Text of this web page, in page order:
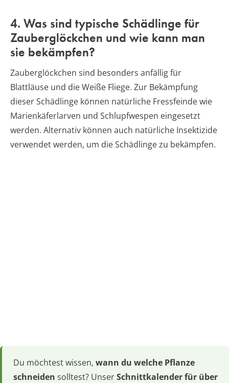
4. Was sind typische Schädlinge für
Zauberglöckchen und wie kann man
sie bekämpfen?
Zauberglöckchen sind besonders anfällig für
Blattläuse und die Weiße Fliege. Zur Bekämpfung
dieser Schädlinge können natürliche Fressfeinde wie
Marienkäferlarven und Schlupfwespen eingesetzt
werden. Alternativ können auch natürliche Insektizide
verwendet werden, um die Schädlinge zu bekämpfen.
Du möchtest wissen, wann du welche Pflanze
schneiden solltest? UnserSchnittkalender für über